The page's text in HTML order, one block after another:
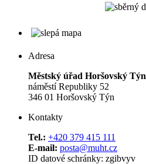
Adresa
Městský úřad Horšovský Týn
náměstí Republiky 52
346 01 Horšovský Týn
Kontakty
Tel.: +420 379 415 111
E-mail: posta@muht.cz
ID datové schránky: zgibvyv